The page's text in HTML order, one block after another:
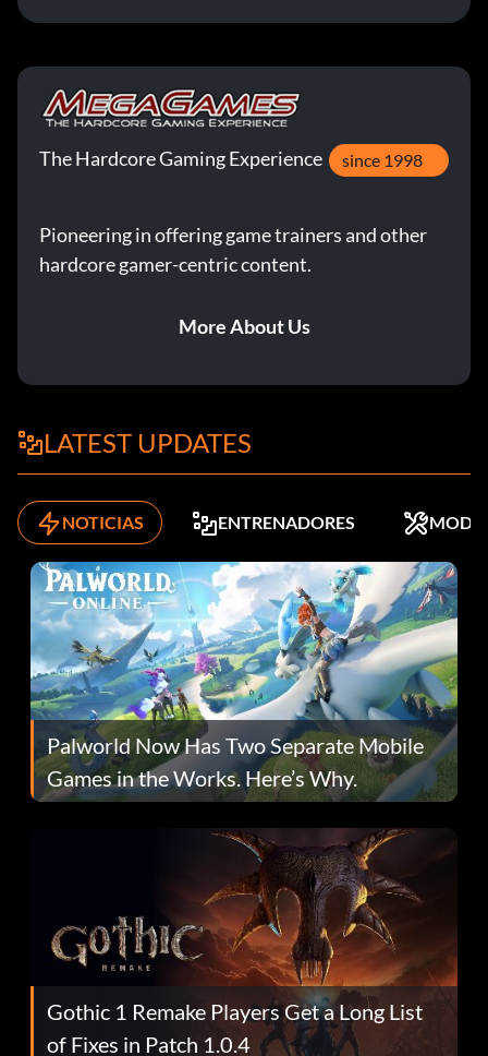
The Hardcore Gaming Experience since 1998
Pioneering in offering game trainers and other
hardcore gamer-centric content.
More About Us
LATEST UPDATES
NOTICIAS ENTRENADORES MODS
Palworld Now Has Two Separate Mobile
Games in the Works. Here’s Why.
Gothic 1 Remake Players Get a Long List
of Fixes in Patch 1.0.4